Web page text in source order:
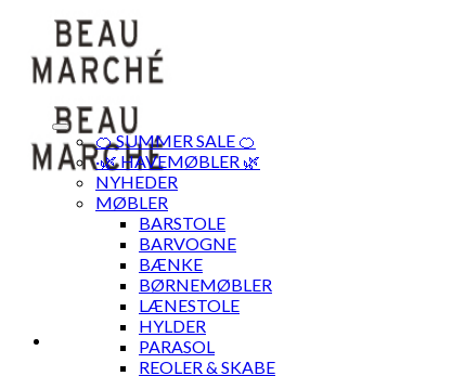
content
🍊 SUMMER SALE 🍊
·🌿 HAVEMØBLER 🌿
NYHEDER
MØBLER
BARSTOLE
BARVOGNE
BÆNKE
BØRNEMØBLER
LÆNESTOLE
HYLDER
PARASOL
REOLER & SKABE